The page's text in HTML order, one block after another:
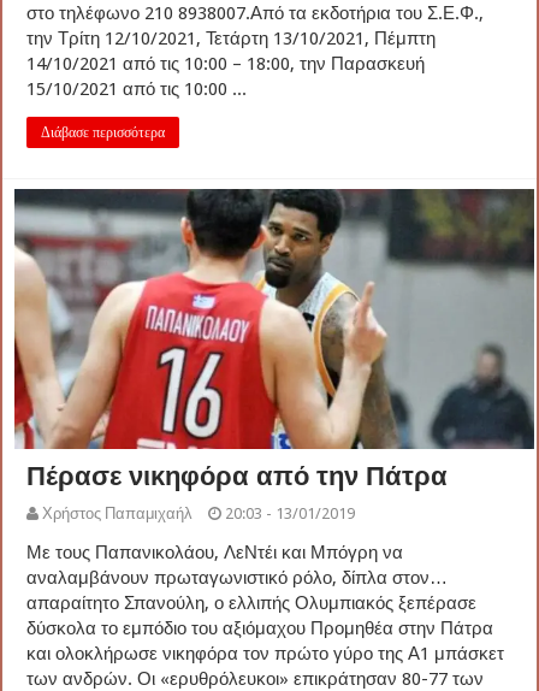
στο τηλέφωνο 210 8938007.Από τα εκδοτήρια του Σ.Ε.Φ.,
την Τρίτη 12/10/2021, Τετάρτη 13/10/2021, Πέμπτη
14/10/2021 από τις 10:00 – 18:00, την Παρασκευή
15/10/2021 από τις 10:00 ...
Διάβασε περισσότερα
Πέρασε νικηφόρα από την Πάτρα
Χρήστος Παπαμιχαήλ 20:03 - 13/01/2019
Με τους Παπανικολάου, ΛεΝτέι και Μπόγρη να
αναλαμβάνουν πρωταγωνιστικό ρόλο, δίπλα στον…
απαραίτητο Σπανούλη, ο ελλιπής Ολυμπιακός ξεπέρασε
δύσκολα το εμπόδιο του αξιόμαχου Προμηθέα στην Πάτρα
και ολοκλήρωσε νικηφόρα τον πρώτο γύρο της Α1 μπάσκετ
των ανδρών. Οι «ερυθρόλευκοι» επικράτησαν 80-77 των